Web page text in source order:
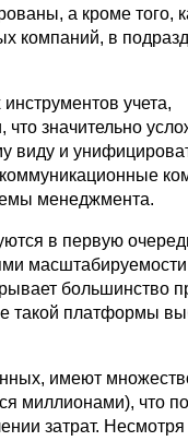
а кроме того,
компаний, в
учета,
значительно
виду и
менеджмента.
в первую
большинство
такой платформы
имеют
миллионами), что
затрат. Несмотря